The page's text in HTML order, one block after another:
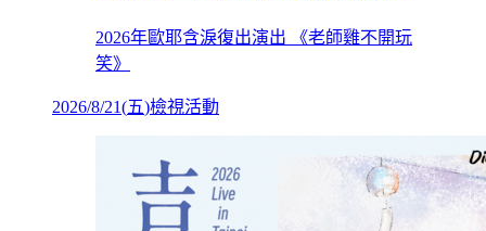
2026年歐耶含淚復出演出 《老師雞不開玩
笑》
2026/8/21(五)檢視活動